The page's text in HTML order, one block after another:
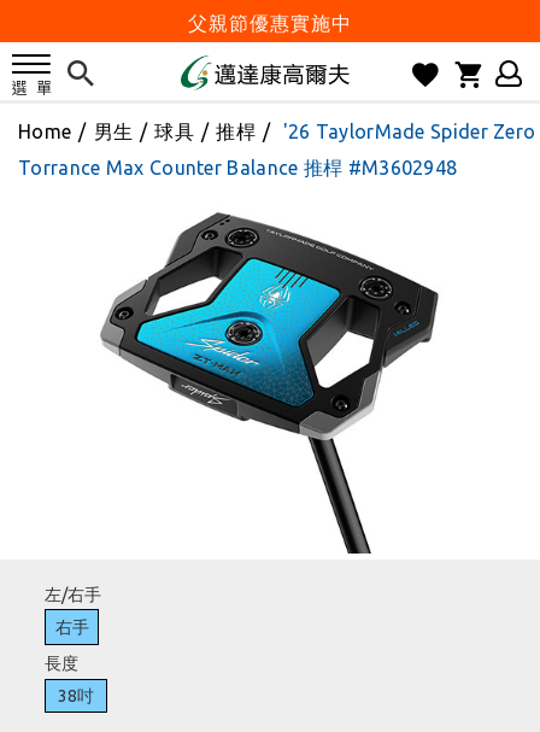
父親節優惠實施中
2026邁達康盃 開始受理報名
防詐騙! 勿信來路不明連結及優惠
歡迎體驗公益店Friends Screen模擬器
刷台新卡滿 $6000 分 3 期 0 利率
Golf Point 會員回饋積點
消費滿 $2000 享免運
Happy Father's Day
父親節優惠實施中
2026邁達康盃 開始受理報名
7月份 門市免費試打日程 已公佈!
防詐騙! 勿信來路不明連結及優惠
歡迎體驗公益店Friends Screen模擬器
Home / 男生 / 球具 / 推桿 /
'26 TaylorMade Spider Zero
Torrance Max Counter Balance 推桿 #M3602948
左/右手
右手
長度
38吋